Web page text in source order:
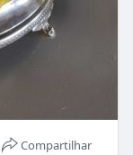
Compartilhar